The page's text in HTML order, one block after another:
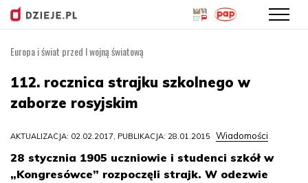
treści
Europa i świat przed I wojną światową
112. rocznica strajku szkolnego w
zaborze rosyjskim
AKTUALIZACJA: 02.02.2017, PUBLIKACJA: 28.01.2015 Wiadomości
28 stycznia 1905 uczniowie i studenci szkół w
„Kongresówce” rozpoczęli strajk. W odezwie